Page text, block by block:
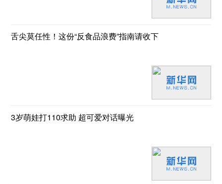
舌尖莫任性！这份“反食品浪费”指南请收下
3岁萌娃打110求助 超可爱对话曝光